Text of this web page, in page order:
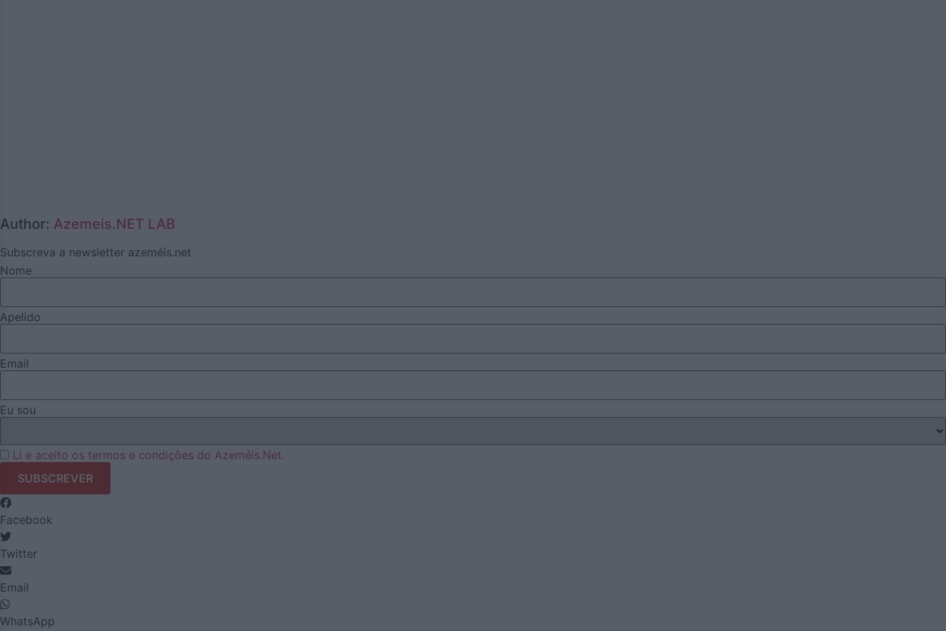
Author: Azemeis.NET LAB
Subscreva a newsletter azeméis.net
Nome
Apelido
Email
Eu sou
Li e aceito os termos e condições do Azeméis.Net.
Facebook
Twitter
Email
WhatsApp